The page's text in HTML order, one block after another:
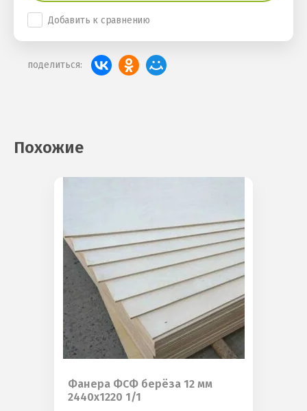
Добавить к сравнению
поделиться:
Похожие
Фанера ФСФ берёза 12 мм
2440х1220 1/1